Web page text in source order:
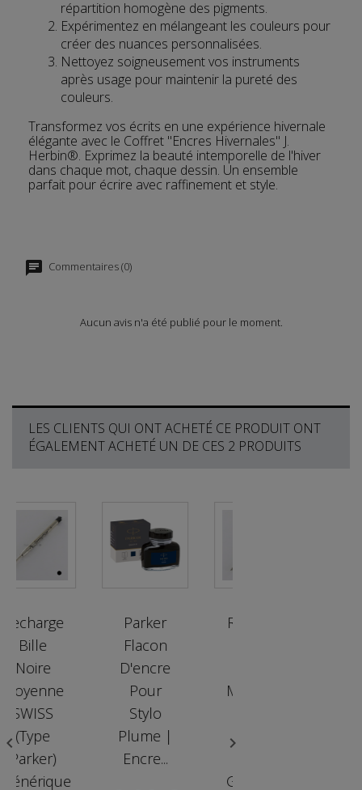
répartition homogène des pigments.
Expérimentez en mélangeant les couleurs pour
créer des nuances personnalisées.
Nettoyez soigneusement vos instruments
après usage pour maintenir la pureté des
couleurs.
Transformez vos écrits en une expérience hivernale
élégante avec le Coffret "Encres Hivernales" J.
Herbin®. Exprimez la beauté intemporelle de l'hiver
dans chaque mot, chaque dessin. Un ensemble
parfait pour écrire avec raffinement et style.
Commentaires (0)
Aucun avis n'a été publié pour le moment.
LES CLIENTS QUI ONT ACHETÉ CE PRODUIT ONT
ÉGALEMENT ACHETÉ UN DE CES 2 PRODUITS
Parker
Flacon
D'encre
Plume |
Encre...
Recharge
Moyenne
(Type
Générique
 